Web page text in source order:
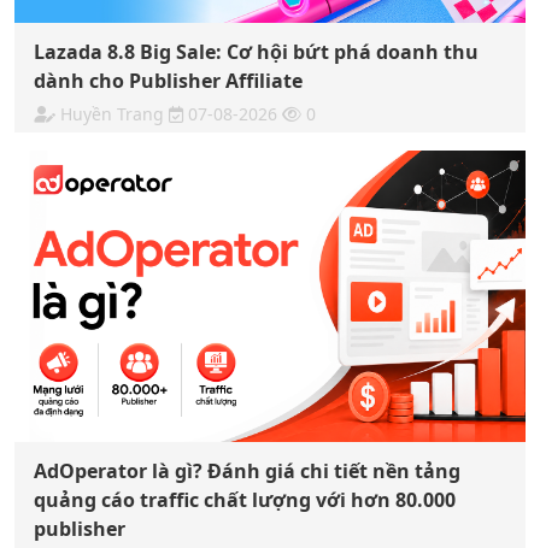
Lazada 8.8 Big Sale: Cơ hội bứt phá doanh thu
dành cho Publisher Affiliate
Huyền Trang 07-08-2026 0
AdOperator là gì? Đánh giá chi tiết nền tảng
quảng cáo traffic chất lượng với hơn 80.000
publisher